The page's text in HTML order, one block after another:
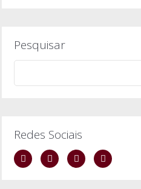
Pesquisar
Redes Sociais